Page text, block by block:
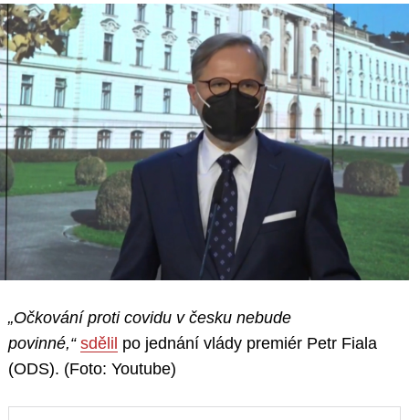
„Očkování proti covidu v česku nebude
povinné,“ sdělil po jednání vlády premiér Petr Fiala
(ODS). (Foto: Youtube)